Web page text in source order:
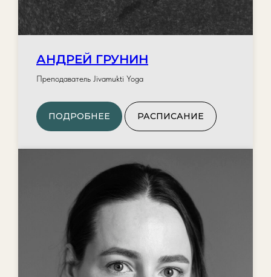
АНДРЕЙ ГРУНИН
Преподаватель Jivamukti Yoga
ПОДРОБНЕЕ РАСПИСАНИЕ